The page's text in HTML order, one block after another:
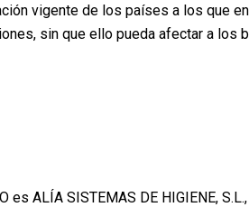
vigente de los países a los que
sin que ello pueda afectar a los
ALÍA SISTEMAS DE HIGIENE, S.L.,